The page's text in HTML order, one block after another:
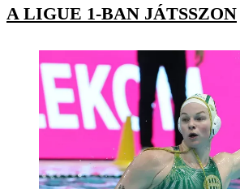
A LIGUE 1-BAN JÁTSSZON